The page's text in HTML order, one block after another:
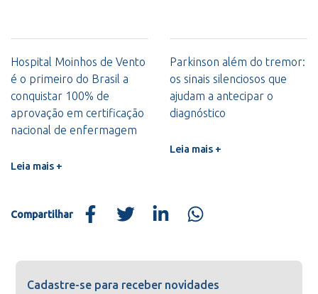
Hospital Moinhos de Vento
é o primeiro do Brasil a
conquistar 100% de
aprovação em certificação
nacional de enfermagem
Leia mais +
Parkinson além do tremor:
os sinais silenciosos que
ajudam a antecipar o
diagnóstico
Leia mais +
Compartilhar
Cadastre-se para receber novidades